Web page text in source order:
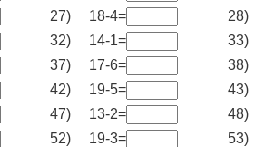
27) 18-4=
28)
32) 14-1=
33)
37) 17-6=
38)
42) 19-5=
43)
47) 13-2=
48)
52) 19-3=
53)